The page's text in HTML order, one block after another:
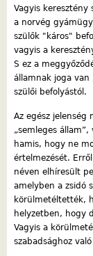
Vagyis
a norvég
szülők "káros"
vagyis a
S ez a
államnak joga van
szülői befolyástól.
Az egész jelenség
„semleges
hamis, hogy ne
értelmezését.
néven elhíresült
amelyben a zsidó
körülmetéltették,
helyzetben, hogy
Vagyis a
szabadsághoz